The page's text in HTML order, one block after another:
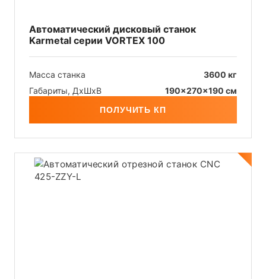
Автоматический дисковый станок
Karmetal серии VORTEX 100
Масса станка
3600 кг
Габариты, ДхШxB
190x270x190 см
ПОЛУЧИТЬ КП